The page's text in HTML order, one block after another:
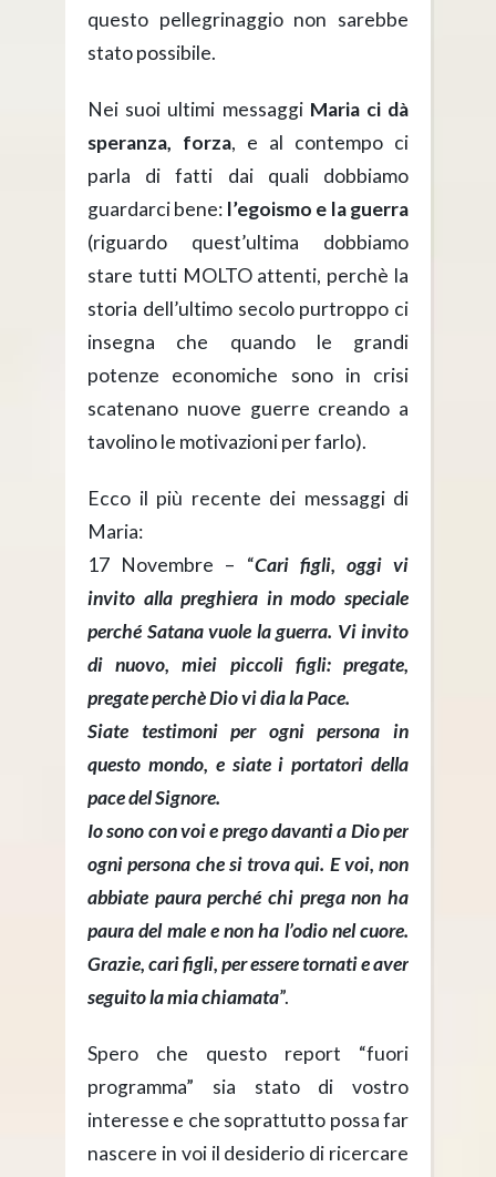
questo pellegrinaggio non sarebbe
stato possibile.
Nei suoi ultimi messaggi Maria ci dà
speranza, forza, e al contempo ci
parla di fatti dai quali dobbiamo
guardarci bene: l’egoismo e la guerra
(riguardo quest’ultima dobbiamo
stare tutti MOLTO attenti, perchè la
storia dell’ultimo secolo purtroppo ci
insegna che quando le grandi
potenze economiche sono in crisi
scatenano nuove guerre creando a
tavolino le motivazioni per farlo).
Ecco il più recente dei messaggi di
Maria:
17 Novembre – “Cari figli, oggi vi
invito alla preghiera in modo speciale
perché Satana vuole la guerra. Vi invito
di nuovo, miei piccoli figli: pregate,
pregate perchè Dio vi dia la Pace.
Siate testimoni per ogni persona in
questo mondo, e siate i portatori della
pace del Signore.
Io sono con voi e prego davanti a Dio per
ogni persona che si trova qui. E voi, non
abbiate paura perché chi prega non ha
paura del male e non ha l’odio nel cuore.
Grazie, cari figli, per essere tornati e aver
seguito la mia chiamata”.
Spero che questo report “fuori
programma” sia stato di vostro
interesse e che soprattutto possa far
nascere in voi il desiderio di ricercare